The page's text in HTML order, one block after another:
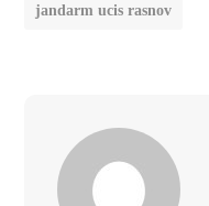
jandarm ucis rasnov